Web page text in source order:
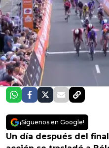
¡Síguenos en Google!
Un día después del